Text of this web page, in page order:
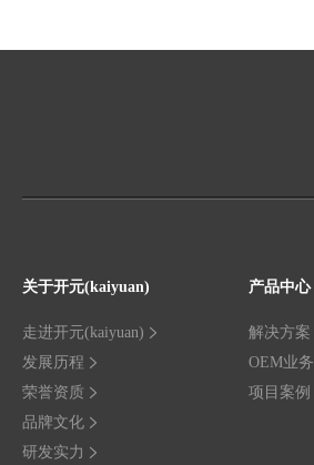
关于开元(kaiyuan)
走进开元(kaiyuan)
发展历程
荣誉资质
品牌文化
研发实力
产品中心
解决方案
OEM业务
项目案例